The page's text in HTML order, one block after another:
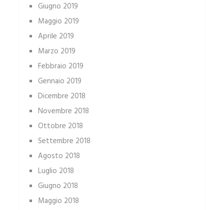
Giugno 2019
Maggio 2019
Aprile 2019
Marzo 2019
Febbraio 2019
Gennaio 2019
Dicembre 2018
Novembre 2018
Ottobre 2018
Settembre 2018
Agosto 2018
Luglio 2018
Giugno 2018
Maggio 2018